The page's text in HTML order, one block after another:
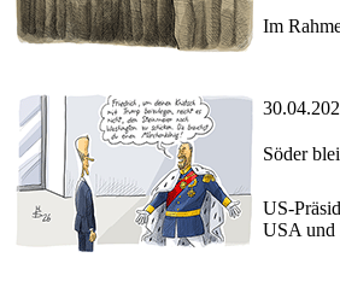
Im
Söder
US-
USA und